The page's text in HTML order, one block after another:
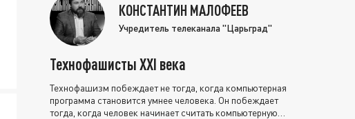
КОНСТАНТИН МАЛОФЕЕВ
Учредитель телеканала "Царьград"
Технофашисты XXI века
Технофашизм побеждает не тогда, когда компьютерная
программа становится умнее человека. Он побеждает
тогда, когда человек начинает считать компьютерную